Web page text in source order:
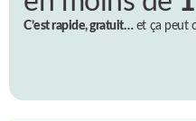
C’est rapide, gratuit…et ça peut